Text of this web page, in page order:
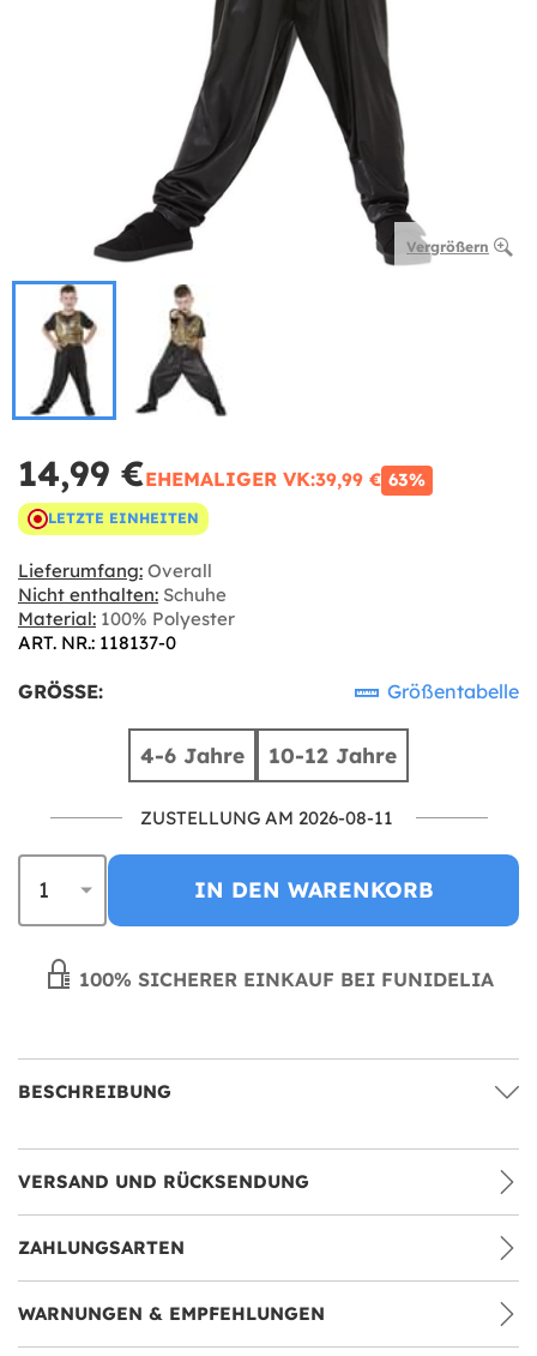
Vergrößern
14,99 €EHEMALIGER VK:39,99 € 63%
LETZTE EINHEITEN
Lieferumfang: Overall
Nicht enthalten: Schuhe
Material: 100% Polyester
ART. NR.: 118137-0
GRÖSSE: Größentabelle
4-6 Jahre 10-12 Jahre
ZUSTELLUNG AM 2026-08-11
IN DEN WARENKORB
100% SICHERER EINKAUF BEI FUNIDELIA
BESCHREIBUNG
VERSAND UND RÜCKSENDUNG
ZAHLUNGSARTEN
WARNUNGEN & EMPFEHLUNGEN